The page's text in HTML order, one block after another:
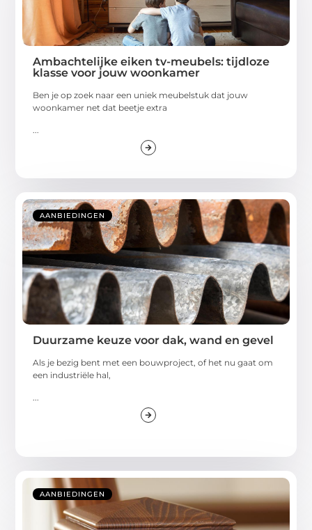
Ambachtelijke eiken tv-meubels: tijdloze
klasse voor jouw woonkamer
Ben je op zoek naar een uniek meubelstuk dat jouw
woonkamer net dat beetje extra
...
AANBIEDINGEN
Duurzame keuze voor dak, wand en gevel
Als je bezig bent met een bouwproject, of het nu gaat om
een industriële hal,
...
AANBIEDINGEN